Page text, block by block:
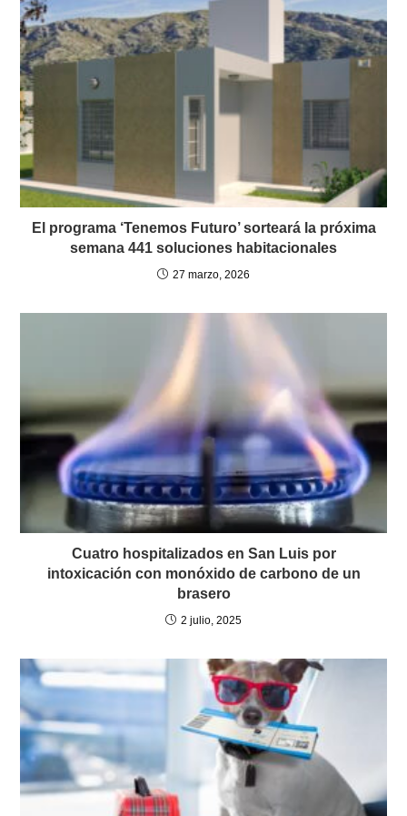
El programa ‘Tenemos Futuro’ sorteará la próxima
semana 441 soluciones habitacionales
27 marzo, 2026
Cuatro hospitalizados en San Luis por
intoxicación con monóxido de carbono de un
brasero
2 julio, 2025